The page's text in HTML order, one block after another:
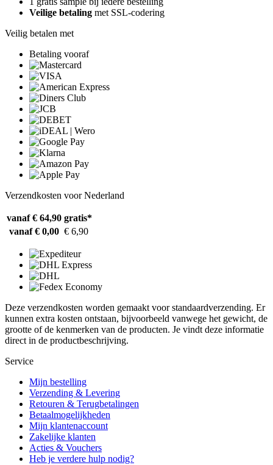
Veilige betaling met SSL-codering
Veilig betalen met
Betaling vooraf
Verzendkosten voor Nederland
vanaf € 64,90 gratis*
vanaf € 0,00 € 6,90
Deze verzendkosten worden gemaakt voor standaardverzending. Er
kunnen extra kosten ontstaan, bijvoorbeeld vanwege het gewicht, de
grootte of de kenmerken van de producten. Je vindt deze informatie
direct in de productbeschrijving.
Service
Mijn bestelling
Verzending & Levering
Retouren & Terugbetalingen
Betaalmogelijkheden
Mijn klantenaccount
Zakelijke klanten
Acties & Vouchers
Heb je verdere hulp nodig?